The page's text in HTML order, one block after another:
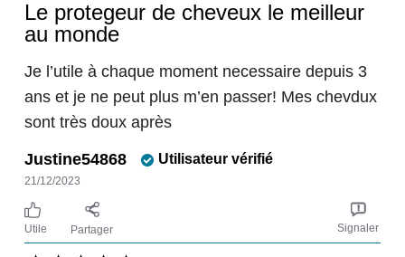
Le protegeur de cheveux le meilleur
au monde
Je l’utile à chaque moment necessaire depuis 3
ans et je ne peut plus m’en passer! Mes chevdux
sont très doux après
Justine54868 Utilisateur vérifié
21/12/2023
Utile Partager Signaler